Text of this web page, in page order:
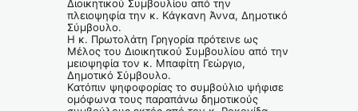
Διοικητικού Συμβουλίου από την
πλειοψηφία την κ. Κάγκανη Άννα, Δημοτικό
Σύμβουλο.
Η κ. Πρωτολάτη Γρηγορία πρότεινε ως
Μέλος του Διοικητικού Συμβουλίου από την
μειοψηφία τον κ. Μπαφίτη Γεώργιο,
Δημοτικό Σύμβουλο.
Κατόπιν ψηφοφορίας το συμβούλιο ψήφισε
ομόφωνα τους παραπάνω δημοτικούς